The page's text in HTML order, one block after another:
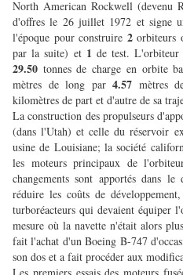
North American Rockwell (devenu
d'offres le 26 juillet 1972 et signe
l'époque pour construire 2 orbiteurs
par la suite) et 1 de test. L'orbiteur
29.50 tonnes de charge en orbite
mètres de long par4.57 mètres
kilomètres de part et d'autre de sa
La construction des propulseurs
(dans l'Utah) et celle du réservoir
usine de Louisiane; la société
les moteurs principaux de
changements sont apportés dans
réduire les coûts de
turboréacteurs qui devaient équiper
mesure où la navette n'était alors
fait l'achat d'un Boeing B-747
son dos et a fait procéder aux